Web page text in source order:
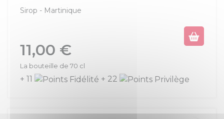
Sirop Martinique
Prix
11,00 €
La bouteille de 70 cl
+ 11 + 22